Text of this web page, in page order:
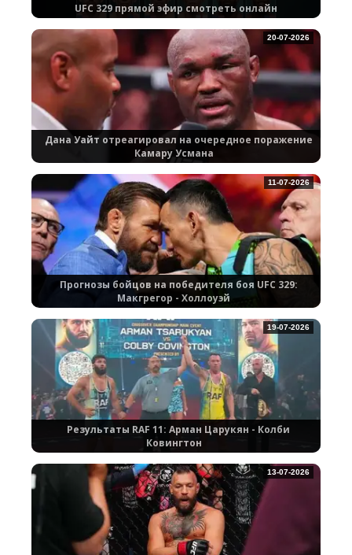
UFC 329 прямой эфир смотреть онлайн
Дана Уайт отреагировал на очередное поражение
Камару Усмана
20-07-2026
Прогнозы бойцов на победителя боя UFC 329:
Макгрегор - Холлоуэй
11-07-2026
Результаты RAF 11: Арман Царукян - Колби
Ковингтон
19-07-2026
13-07-2026